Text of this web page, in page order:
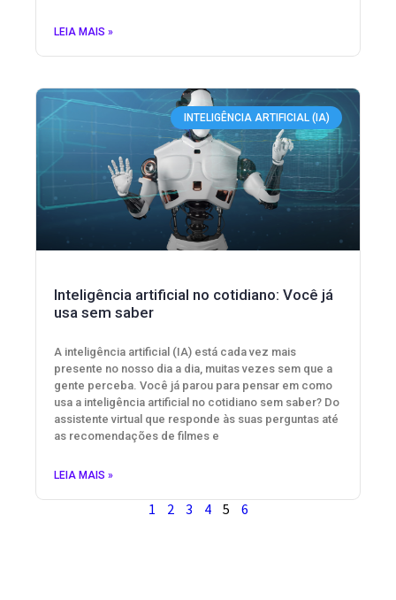
LEIA MAIS »
INTELIGÊNCIA ARTIFICIAL (IA)
Inteligência artificial no cotidiano: Você já
usa sem saber
A inteligência artificial (IA) está cada vez mais
presente no nosso dia a dia, muitas vezes sem que a
gente perceba. Você já parou para pensar em como
usa a inteligência artificial no cotidiano sem saber? Do
assistente virtual que responde às suas perguntas até
as recomendações de filmes e
LEIA MAIS »
1 2 3 4 5 6